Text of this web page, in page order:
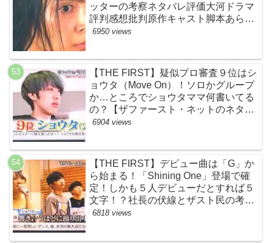
ッターの考察ネタバレ評価大河ドラマ
評判感想批判原作キャスト脚本あらす
じ伏線まとめ犯人黒幕・秋元才加】
6950 views
【THE FIRST】疑似プロ審査９位はシ
ョウタ（Move On）！ソロかグループ
か…ところでショウタママ何書いてる
の？【ザファースト・ネットのネタバ
レ感想考察まとめ・スッキリ・
6904 views
【THE FIRST】デビュー曲は「G」か
ら始まる！「Shining One」登場で確
定！しかも５人デビューだとすれば５
文字！？社長の伏線とザスト民の考察
すげーよ…鳥肌立ったわ…【シャイニ
6818 views